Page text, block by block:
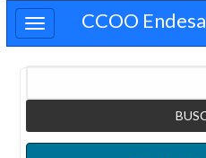
CCOO Endesa